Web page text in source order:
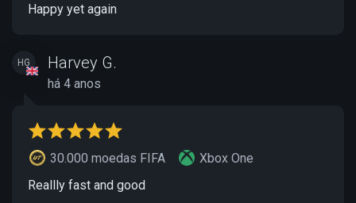
Happy yet again
HG Harvey G.
há 4 anos
30.000 moedas FIFA
Xbox One
Reallly fast and good